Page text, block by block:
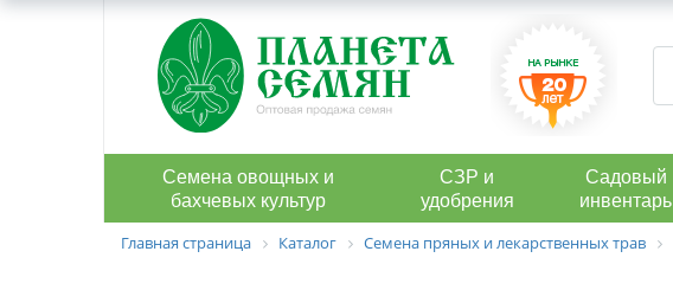
Семена овощных и
бахчевых культур
СЗР и
удобрения
Садовый
инвентарь
Главная страница Каталог Семена пряных и лекарственных трав